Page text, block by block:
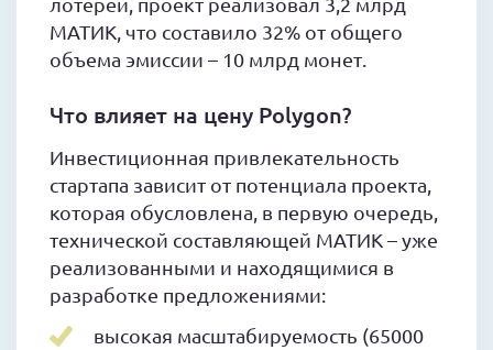
МАТИК, что составило 32% от общего
объема эмиссии – 10 млрд монет.
Что влияет на цену Polygon?
Инвестиционная привлекательность
стартапа зависит от потенциала проекта,
которая обусловлена, в первую очередь,
технической составляющей МАТИК – уже
реализованными и находящимися в
разработке предложениями:
высокая масштабируемость (65000